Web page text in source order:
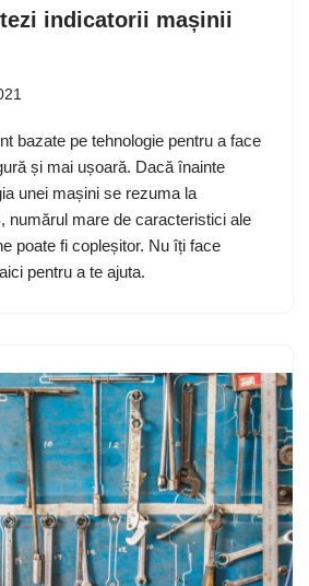
indicatorii mașinii
bazate pe tehnologie pentru a face
și mai ușoară. Dacă înainte
unei mașini se rezuma la
numărul mare de caracteristici ale
poate fi copleșitor. Nu îți face
pentru a te ajuta.